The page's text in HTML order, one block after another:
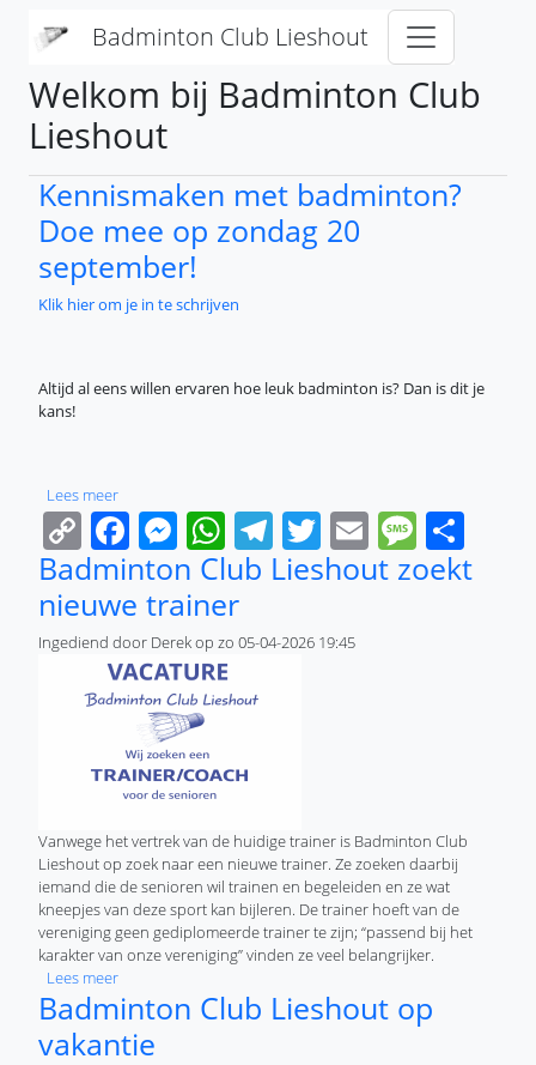
Badminton Club Lieshout
Welkom bij Badminton Club
Lieshout
Kennismaken met badminton?
Doe mee op zondag 20
september!
Klik hier om je in te schrijven
Altijd al eens willen ervaren hoe leuk badminton is? Dan is dit je
kans!
Lees meerover Kennismaken met badminton? Doe mee op zondag 20
Copy
Link
Facebook
Messenger
WhatsApp
Telegram
Twitter
Email
Badminton Club Lieshout zoekt
nieuwe trainer
Ingediend door Derekop zo 05-04-2026 19:45
Vanwege het vertrek van de huidige trainer is Badminton Club
Lieshout op zoek naar een nieuwe trainer. Ze zoeken daarbij
iemand die de senioren wil trainen en begeleiden en ze wat
kneepjes van deze sport kan bijleren. De trainer hoeft van de
vereniging geen gediplomeerde trainer te zijn; “passend bij het
karakter van onze vereniging” vinden ze veel belangrijker.
Lees meerover Badminton Club Lieshout zoekt nieuwe trainer
Badminton Club Lieshout op
vakantie